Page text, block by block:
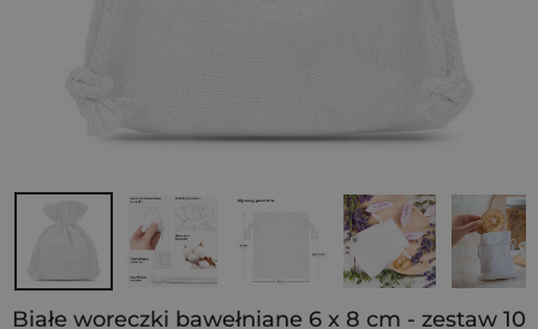
Białe woreczki bawełniane 6 x 8 cm - zestaw 10